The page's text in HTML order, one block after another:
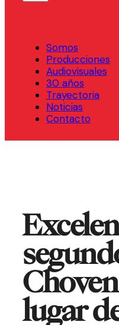
Somos
Producciones
Audiovisuales
30 años
Trayectoria
Noticias
Contacto
lugar